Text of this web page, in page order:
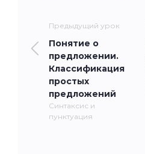
Предыдущий урок
Понятие о
предложении.
Классификация
простых
предложений
Синтаксис и
пунктуация